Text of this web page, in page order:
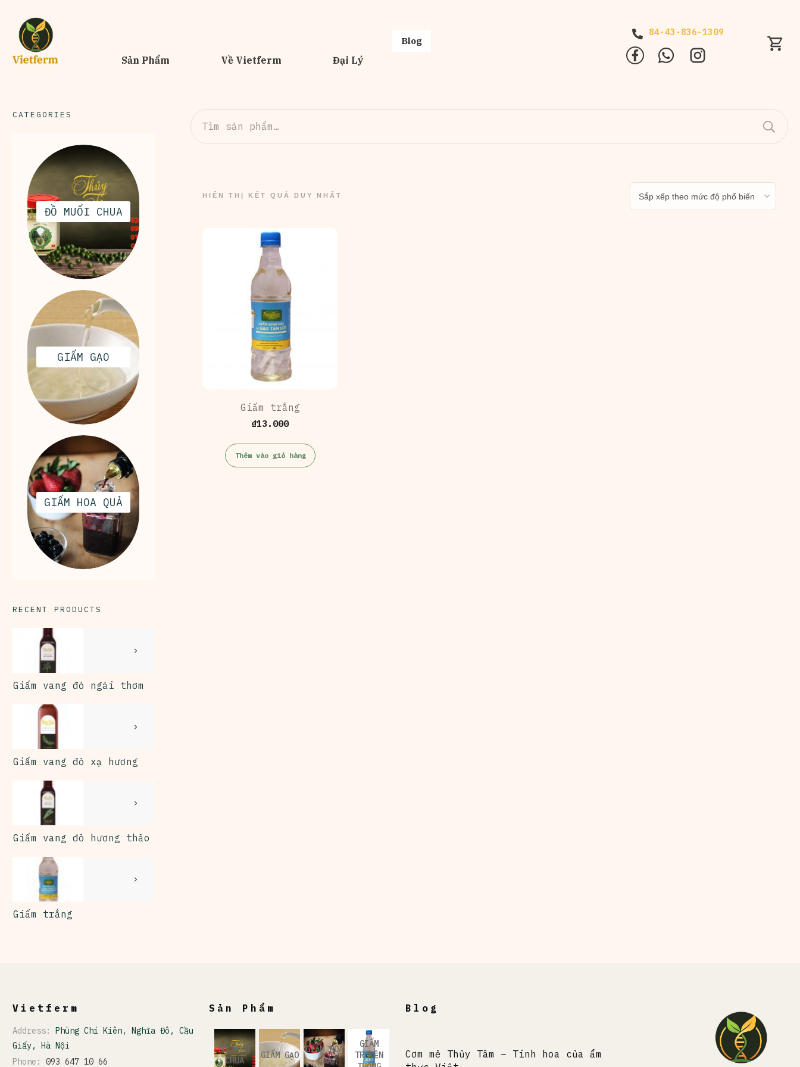
Sản Phẩm Về Vietferm Đại Lý
Blog
84-43-836-1309
Tìm
HIỂN THỊ KẾT QUẢ DUY NHẤT
Giấm trắng
₫13.000
Thêm vào giỏ hàng
CATEGORIES
ĐỒ MUỐI CHUA
GIẤM GẠO
GIẤM HOA QUẢ
RECENT PRODUCTS
Giấm vang đỏ ngải thơm
Giấm vang đỏ xạ hương
Giấm vang đỏ hương thảo
Giấm trắng
Vietferm
Address:
Phùng Chí Kiên, Nghĩa Đô, Cầu
Giấy, Hà Nội
Phone: 093 647 10 66
Sản Phẩm
ĐỒ MUỐI
CHUA
GIẤM GẠO
GIẤM HOA
QUẢ
GIẤM
TRUYỀN
Blog
Cơm mẻ Thủy Tâm – Tinh hoa của ẩm